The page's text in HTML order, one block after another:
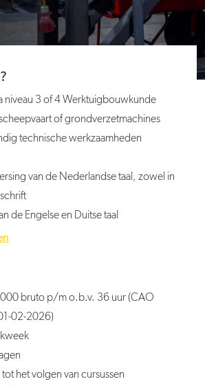
niveau 3 of 4 Werktuigbouwkunde
of grondverzetmachines
technische werkzaamheden
van de Nederlandse taal, zowel in
de Engelse en Duitse taal
bruto p/m o.b.v. 36 uur (CAO
02-2026)
het volgen van cursussen